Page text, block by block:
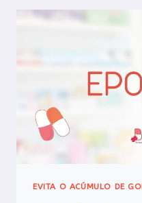
EVITA O ACÚMULO DE